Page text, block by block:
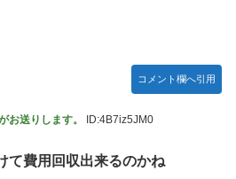
17年前に従兄弟と赤ちゃんを交換し
←家族の絆が深すぎて修羅場になら
なで大家さん」→実態は2881億円
コメント欄へ引用
お送りします。 ID:4B7iz5JM0
て費用回収出来るのかね